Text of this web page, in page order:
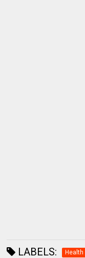
LABELS: Health